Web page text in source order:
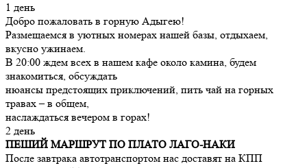
1 день
Добро пожаловать в горную Адыгею!
Размещаемся в уютных номерах нашей базы, отдыхаем,
вкусно ужинаем.
В 20:00 ждем всех в нашем кафе около камина, будем
знакомиться, обсуждать
нюансы предстоящих приключений, пить чай на горных
травах – в общем,
наслаждаться вечером в горах!
2 день
ПЕШИЙ МАРШРУТ ПО ПЛАТО ЛАГО-НАКИ
После завтрака автотранспортом нас доставят на КПП